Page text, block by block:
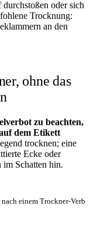
oder sich
Trocknung:
an den
ohne das
zu beachten,
dem Etikett
trocknen; eine
Ecke oder
Schatten hin.
einem Trockner-